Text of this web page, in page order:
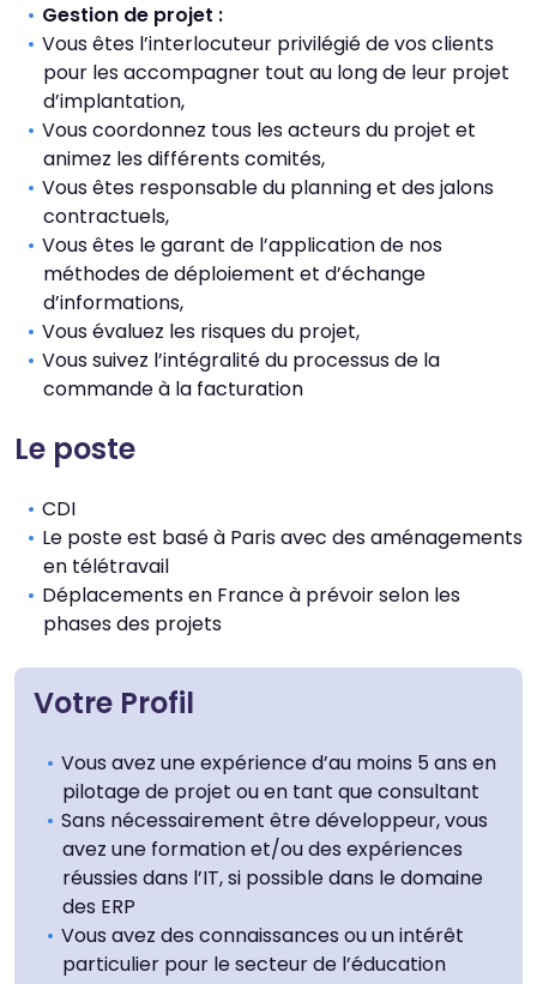
Gestion de projet :
Vous êtes l’interlocuteur privilégié de vos clients
pour les accompagner tout au long de leur projet
d’implantation,
Vous coordonnez tous les acteurs du projet et
animez les différents comités,
Vous êtes responsable du planning et des jalons
contractuels,
Vous êtes le garant de l’application de nos
méthodes de déploiement et d’échange
d’informations,
Vous évaluez les risques du projet,
Vous suivez l’intégralité du processus de la
commande à la facturation
Le poste
CDI
Le poste est basé à Paris avec des aménagements
en télétravail
Déplacements en France à prévoir selon les
phases des projets
Votre Profil
Vous avez une expérience d’au moins 5 ans en
pilotage de projet ou en tant que consultant
Sans nécessairement être développeur, vous
avez une formation et/ou des expériences
réussies dans l’IT, si possible dans le domaine
des ERP
Vous avez des connaissances ou un intérêt
particulier pour le secteur de l’éducation
Thème
Clair Sombre
Police (dyslexie)